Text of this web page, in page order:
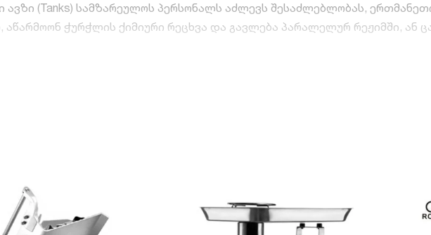
(Tanks) სამზარეულოს პერსონალს აძლევს შესაძლებლობას,
ჭურჭლის ქიმიური რეცხვა და გავლება პარალელურ რეჟიმში, ან
უპირატესობები
მუდმივი ტენიანობის, ცხელი წყლისა და აგრესიული ქიმიური სარეცხი